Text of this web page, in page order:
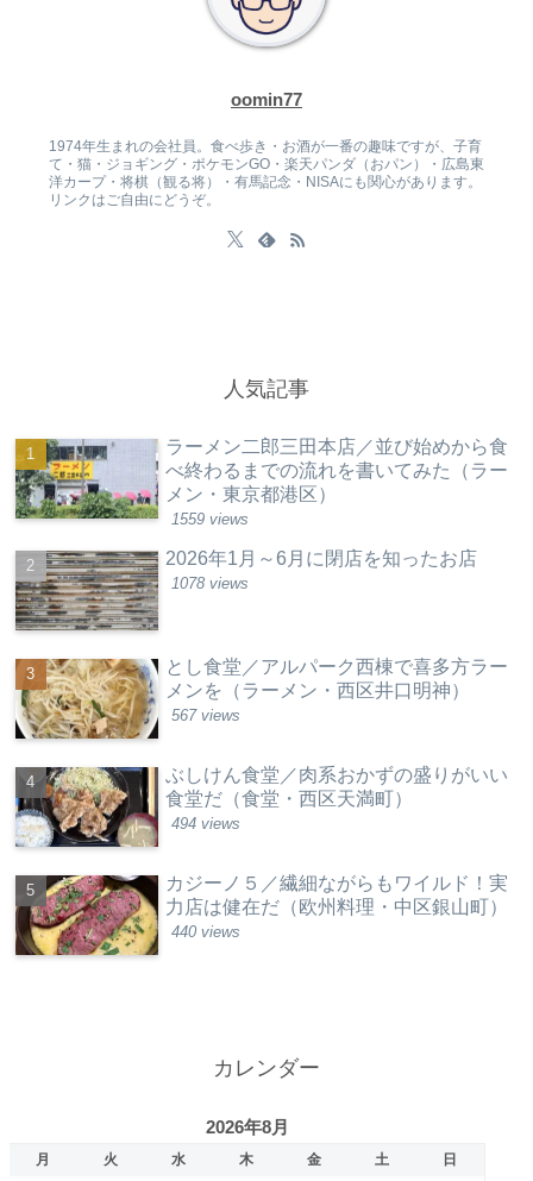
oomin77
1974年生まれの会社員。食べ歩き・お酒が一番の趣味ですが、子育
て・猫・ジョギング・ポケモンGO・楽天パンダ（おパン）・広島東
洋カープ・将棋（観る将）・有馬記念・NISAにも関心があります。
リンクはご自由にどうぞ。
人気記事
ラーメン二郎三田本店／並び始めから食
べ終わるまでの流れを書いてみた（ラー
メン・東京都港区）
1559 views
2026年1月～6月に閉店を知ったお店
1078 views
とし食堂／アルパーク西棟で喜多方ラー
メンを（ラーメン・西区井口明神）
567 views
ぶしけん食堂／肉系おかずの盛りがいい
食堂だ（食堂・西区天満町）
494 views
カジーノ５／繊細ながらもワイルド！実
力店は健在だ（欧州料理・中区銀山町）
440 views
カレンダー
2026年8月
月 火 水 木 金 土
日